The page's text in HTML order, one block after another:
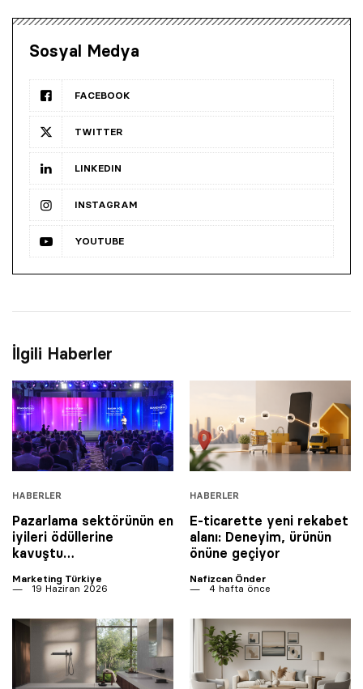
Sosyal Medya
FACEBOOK
TWITTER
LINKEDIN
INSTAGRAM
YOUTUBE
İlgili Haberler
HABERLER
Pazarlama sektörünün en
iyileri ödüllerine
kavuştu…
Marketing Türkiye
19 Haziran 2026
HABERLER
E-ticarette yeni rekabet
alanı: Deneyim, ürünün
önüne geçiyor
Nafizcan Önder
4 hafta önce